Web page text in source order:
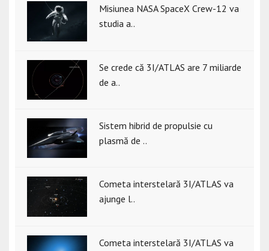
Misiunea NASA SpaceX Crew-12 va
studia a..
Se crede că 3I/ATLAS are 7 miliarde
de a..
Sistem hibrid de propulsie cu
plasmă de ..
Cometa interstelară 3I/ATLAS va
ajunge l..
Cometa interstelară 3I/ATLAS va